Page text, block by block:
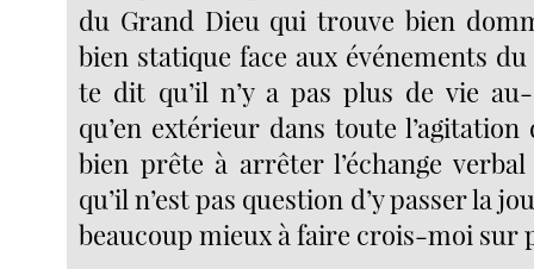
du Grand Dieu qui trouve bien
bien statique face aux événements
te dit qu’il n’y a pas plus de vie
qu’en extérieur dans toute
bien prête à arrêter l’échange
qu’il n’est pas question d’y passer la
beaucoup mieux à faire crois-moi sur